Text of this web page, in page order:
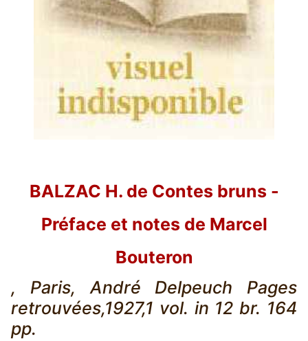
BALZAC H. de Contes bruns -
Préface et notes de Marcel
Bouteron
, Paris, André Delpeuch Pages
retrouvées,1927,1 vol. in 12 br. 164
pp.